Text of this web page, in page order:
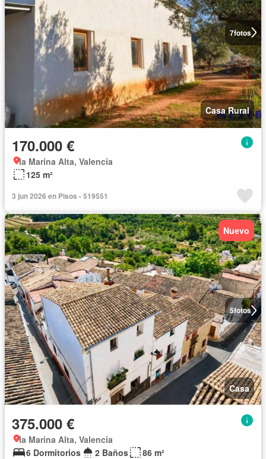
7fotos
Casa Rural
170.000 €
la Marina Alta, Valencia
125 m²
3 jun 2026 en Pisos - 519551
5fotos
Nuevo
Casa
375.000 €
la Marina Alta, Valencia
6 Dormitorios
2 Baños 86 m²